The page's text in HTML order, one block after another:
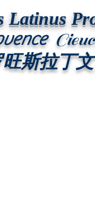
Latinus
斯拉丁